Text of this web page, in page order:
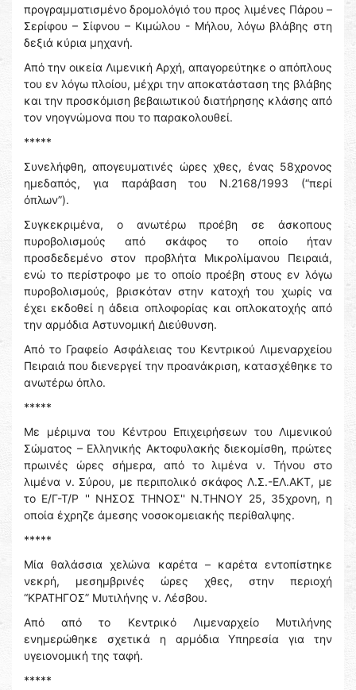
προγραμματισμένο δρομολόγιό του προς λιμένες Πάρου –
Σερίφου – Σίφνου – Κιμώλου - Μήλου, λόγω βλάβης στη
δεξιά κύρια μηχανή.
Από την οικεία Λιμενική Αρχή, απαγορεύτηκε ο απόπλους
του εν λόγω πλοίου, μέχρι την αποκατάσταση της βλάβης
και την προσκόμιση βεβαιωτικού διατήρησης κλάσης από
τον νηογνώμονα που το παρακολουθεί.
*****
Συνελήφθη, απογευματινές ώρες χθες, ένας 58χρονος
ημεδαπός, για παράβαση του Ν.2168/1993 (“περί
όπλων”).
Συγκεκριμένα, ο ανωτέρω προέβη σε άσκοπους
πυροβολισμούς από σκάφος το οποίο ήταν
προσδεδεμένο στον προβλήτα Μικρολίμανου Πειραιά,
ενώ το περίστροφο με το οποίο προέβη στους εν λόγω
πυροβολισμούς, βρισκόταν στην κατοχή του χωρίς να
έχει εκδοθεί η άδεια οπλοφορίας και οπλοκατοχής από
την αρμόδια Αστυνομική Διεύθυνση.
Από το Γραφείο Ασφάλειας του Κεντρικού Λιμεναρχείου
Πειραιά που διενεργεί την προανάκριση, κατασχέθηκε το
ανωτέρω όπλο.
*****
Με μέριμνα του Κέντρου Επιχειρήσεων του Λιμενικού
Σώματος – Ελληνικής Ακτοφυλακής διεκομίσθη, πρώτες
πρωινές ώρες σήμερα, από το λιμένα ν. Τήνου στο
λιμένα ν. Σύρου, με περιπολικό σκάφος Λ.Σ.-ΕΛ.ΑΚΤ, με
το Ε/Γ-Τ/Ρ '' ΝΗΣΟΣ ΤΗΝΟΣ'' Ν.ΤΗΝΟΥ 25, 35χρονη, η
οποία έχρηζε άμεσης νοσοκομειακής περίθαλψης.
*****
Μία θαλάσσια χελώνα καρέτα – καρέτα εντοπίστηκε
νεκρή, μεσημβρινές ώρες χθες, στην περιοχή
“ΚΡΑΤΗΓΟΣ” Μυτιλήνης ν. Λέσβου.
Από από το Κεντρικό Λιμεναρχείο Μυτιλήνης
ενημερώθηκε σχετικά η αρμόδια Υπηρεσία για την
υγειονομική της ταφή.
*****